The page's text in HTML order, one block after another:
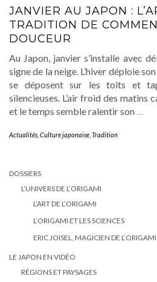
JANVIER AU JAPON :
TRADITION DE
DOUCEUR
Au Japon, janvier s’installe avec
signe de la neige. L’hiver déploie
se déposent sur les toits et
silencieuses. L’air froid des matins
et le temps semble ralentir son …
Actualités Culture japonaise Tradition
DOSSIERS
L’UNIVERS DE L’ORIGAMI
L’ART DE L’ORIGAMI
L’ORIGAMI ET LES SCIENCES
ERIC JOISEL, MAGICIEN DE L’ORIGAMI
LE JAPON EN VIDÉO
RÉGIONS ET PAYSAGES